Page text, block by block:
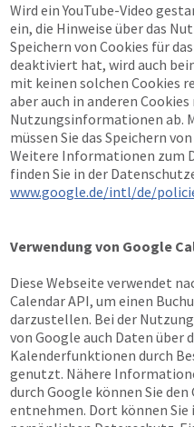
Wird ein YouTube-Video
ein, die Hinweise über das
Speichern von Cookies für
deaktiviert hat, wird auch
mit keinen solchen Cookies
aber auch in anderen
Nutzungsinformationen ab.
müssen Sie das Speichern
Weitere Informationen zum
finden Sie in der
www.google.de/intl/de/
Verwendung von Google
Diese Webseite verwendet
Calendar API, um einen
darzustellen. Bei der
von Google auch Daten über
Kalenderfunktionen durch
genutzt. Nähere
durch Google können Sie
entnehmen. Dort können